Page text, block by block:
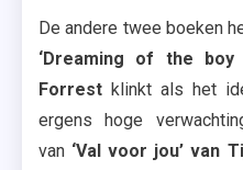
De andere twee boeken
‘Dreaming of the
Forrest klinkt als het
ergens hoge
van ‘Val voor jou’ van